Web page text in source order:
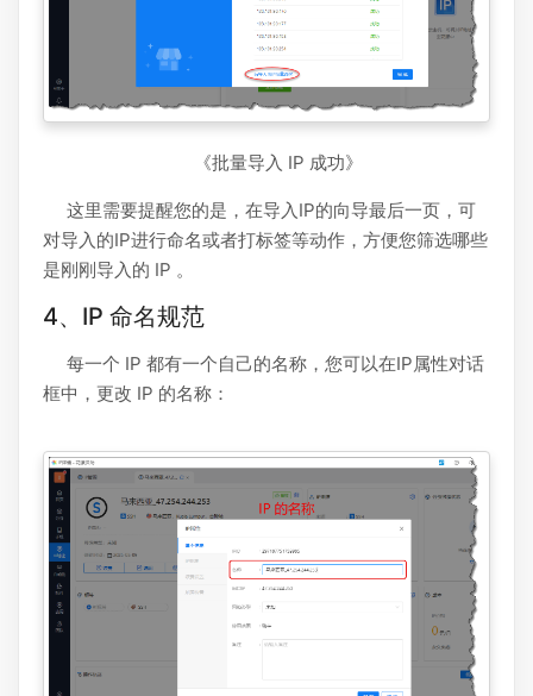
《批量导入 IP 成功》
这里需要提醒您的是，在导入IP的向导最后一页，可
对导入的IP进行命名或者打标签等动作，方便您筛选哪些
是刚刚导入的 IP 。
4、IP 命名规范
每一个 IP 都有一个自己的名称，您可以在IP属性对话
框中，更改 IP 的名称：